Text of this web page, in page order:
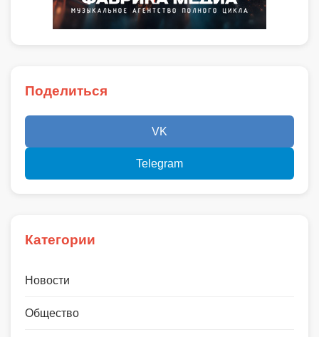
Поделиться
VK
Telegram
Категории
Новости
Общество